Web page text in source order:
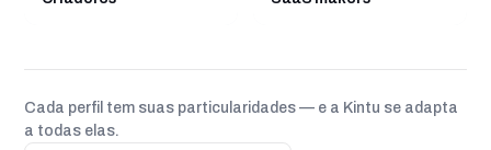
Cada perfil tem suas particularidades — e a Kintu se adapta
a todas elas.